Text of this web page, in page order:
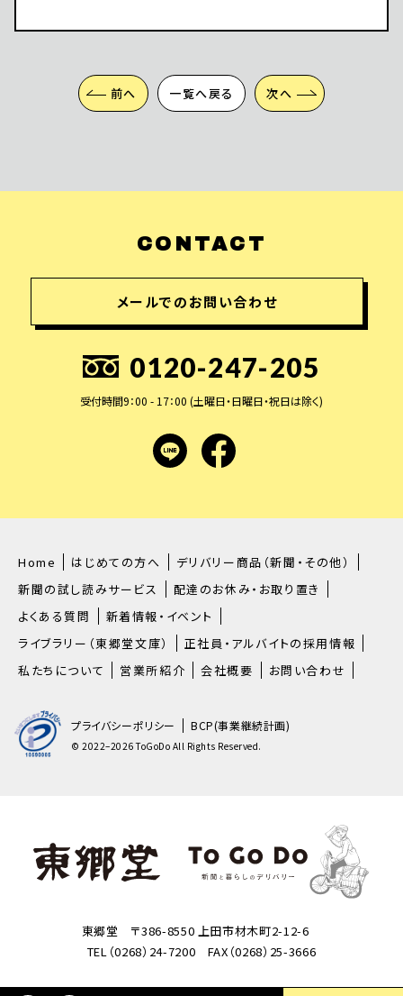
前へ 一覧へ戻る 次へ
CONTACT
メールでのお問い合わせ
0120-247-205
受付時間9：00 - 17：00 (土曜日・日曜日・祝日は除く)
LINEfacebook
東郷堂 〒386-8550 上田市材木町2-12-6
TEL（0268）24-7200 FAX（0268）25-3666
Home はじめての方へ
デリバリー商品（新聞・その他）
新聞の試し読みサービス
配達のお休み・お取り置き
よくある質問
新着情報・イベント
ライブラリー（東郷堂文庫）
正社員・アルバイトの採用情報
私たちについて
営業所紹介 会社概要 お問い合わせ
プライバシーポリシー BCP(事業継続計画)
© 2022–2026 ToGoDo All Rights Reserved.